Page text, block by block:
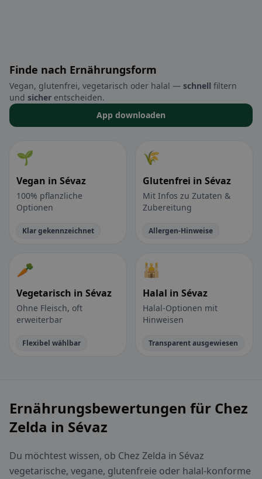
Finde nach Ernährungsform
Vegan, glutenfrei, vegetarisch oder halal — schnell filtern
und sicher entscheiden.
App downloaden
🌱
Vegan in Sévaz
100% pflanzliche
Optionen
Klar gekennzeichnet
🌾
Glutenfrei in Sévaz
Mit Infos zu Zutaten &
Zubereitung
Allergen-Hinweise
🥕
Vegetarisch in Sévaz
Ohne Fleisch, oft
erweiterbar
Flexibel wählbar
🕌
Halal in Sévaz
Halal-Optionen mit
Hinweisen
Transparent ausgewiesen
Ernährungsbewertungen für Chez
Zelda in Sévaz
Du möchtest wissen, ob Chez Zelda in Sévaz
vegetarische, vegane, glutenfreie oder halal-konforme